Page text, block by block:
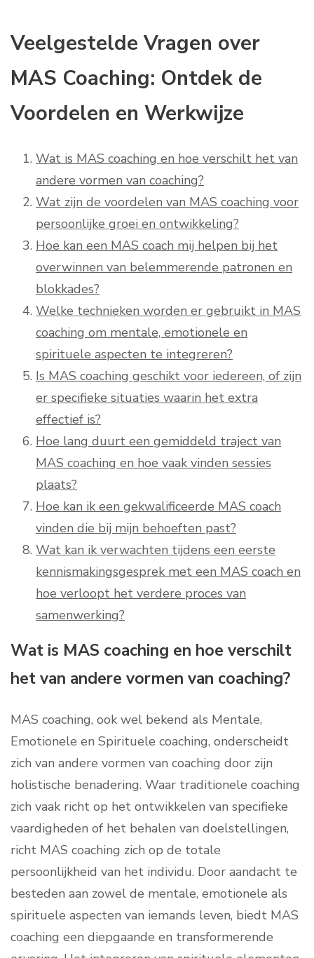
Veelgestelde Vragen over
MAS Coaching: Ontdek de
Voordelen en Werkwijze
Wat is MAS coaching en hoe verschilt het van
andere vormen van coaching?
Wat zijn de voordelen van MAS coaching voor
persoonlijke groei en ontwikkeling?
Hoe kan een MAS coach mij helpen bij het
overwinnen van belemmerende patronen en
blokkades?
Welke technieken worden er gebruikt in MAS
coaching om mentale, emotionele en
spirituele aspecten te integreren?
Is MAS coaching geschikt voor iedereen, of zijn
er specifieke situaties waarin het extra
effectief is?
Hoe lang duurt een gemiddeld traject van
MAS coaching en hoe vaak vinden sessies
plaats?
Hoe kan ik een gekwalificeerde MAS coach
vinden die bij mijn behoeften past?
Wat kan ik verwachten tijdens een eerste
kennismakingsgesprek met een MAS coach en
hoe verloopt het verdere proces van
samenwerking?
Wat is MAS coaching en hoe verschilt
het van andere vormen van coaching?
MAS coaching, ook wel bekend als Mentale,
Emotionele en Spirituele coaching, onderscheidt
zich van andere vormen van coaching door zijn
holistische benadering. Waar traditionele coaching
zich vaak richt op het ontwikkelen van specifieke
vaardigheden of het behalen van doelstellingen,
richt MAS coaching zich op de totale
persoonlijkheid van het individu. Door aandacht te
besteden aan zowel de mentale, emotionele als
spirituele aspecten van iemands leven, biedt MAS
coaching een diepgaande en transformerende